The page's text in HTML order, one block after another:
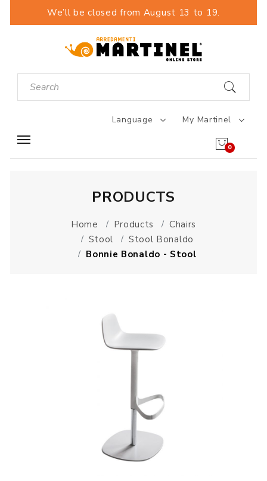
We’ll be closed from August 13 to 19.
Language My Martinel
0
PRODUCTS
Home Products
Chairs
Stool
Stool Bonaldo
Bonnie Bonaldo - Stool